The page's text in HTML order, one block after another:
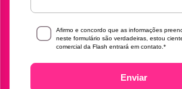
Afirmo e concordo que as informações
neste formulário são verdadeiras, estou
comercial da Flash entrará em contato. *
Enviar